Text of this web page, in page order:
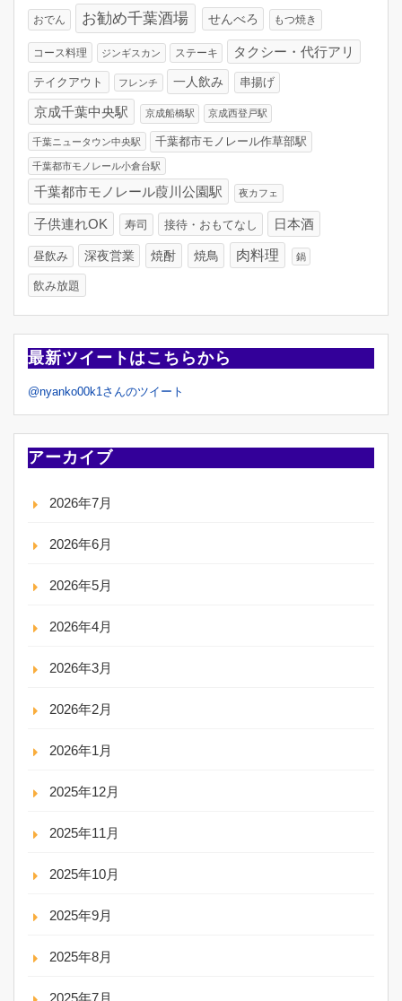
おでん お勧め千葉酒場 せんべろ もつ焼き
コース料理 ジンギスカン ステーキ タクシー・代行アリ
テイクアウト フレンチ 一人飲み 串揚げ
京成千葉中央駅 京成船橋駅 京成西登戸駅
千葉ニュータウン中央駅 千葉都市モノレール作草部駅
千葉都市モノレール小倉台駅
千葉都市モノレール葭川公園駅 夜カフェ
子供連れOK 寿司 接待・おもてなし 日本酒
昼飲み 深夜営業 焼酎 焼鳥 肉料理 鍋
飲み放題
最新ツイートはこちらから
@nyanko00k1さんのツイート
アーカイブ
2026年7月
2026年6月
2026年5月
2026年4月
2026年3月
2026年2月
2026年1月
2025年12月
2025年11月
2025年10月
2025年9月
2025年8月